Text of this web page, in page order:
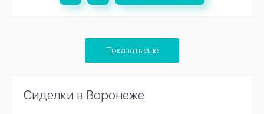
Показать еще
Сиделки в Воронеже